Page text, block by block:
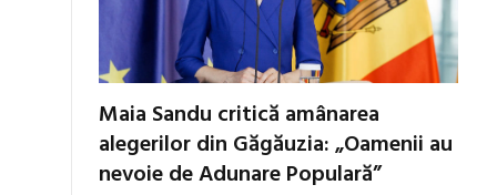
Maia Sandu critică amânarea
alegerilor din Găgăuzia: „Oamenii au
nevoie de Adunare Populară”